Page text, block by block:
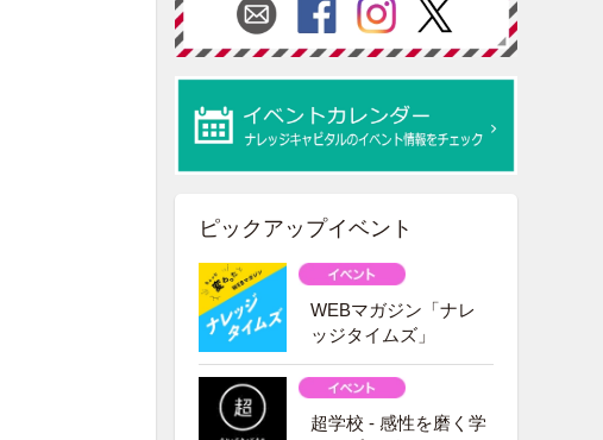
ピックアップイベント
WEBマガジン「ナレ
ッジタイムズ」
超学校 - 感性を磨く学